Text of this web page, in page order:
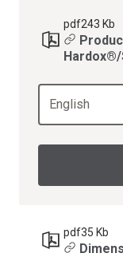
pdf243 Kb
English
pdf35 Kb